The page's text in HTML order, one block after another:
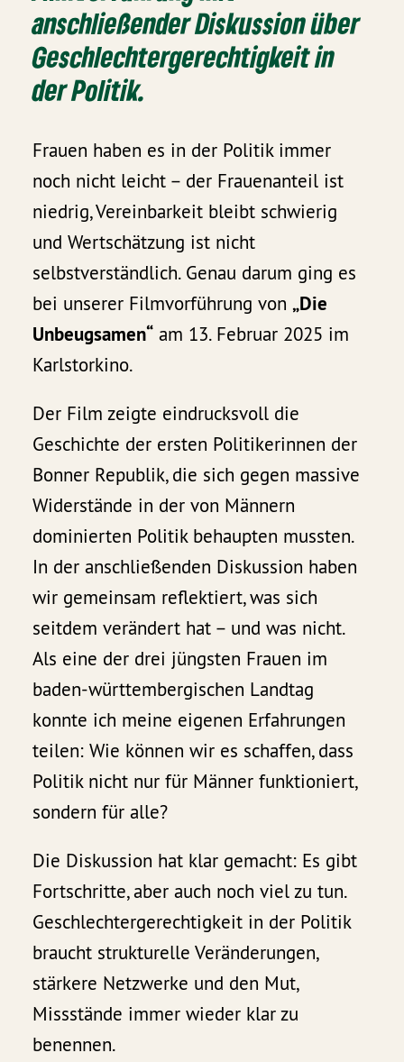
anschließender Diskussion über
Geschlechtergerechtigkeit in
der Politik.
Frauen haben es in der Politik immer
noch nicht leicht – der Frauenanteil ist
niedrig, Vereinbarkeit bleibt schwierig
und Wertschätzung ist nicht
selbstverständlich. Genau darum ging es
bei unserer Filmvorführung von„Die
Unbeugsamen“ am 13. Februar 2025 im
Karlstorkino.
Der Film zeigte eindrucksvoll die
Geschichte der ersten Politikerinnen der
Bonner Republik, die sich gegen massive
Widerstände in der von Männern
dominierten Politik behaupten mussten.
In der anschließenden Diskussion haben
wir gemeinsam reflektiert, was sich
seitdem verändert hat – und was nicht.
Als eine der drei jüngsten Frauen im
baden-württembergischen Landtag
konnte ich meine eigenen Erfahrungen
teilen: Wie können wir es schaffen, dass
Politik nicht nur für Männer funktioniert,
sondern für alle?
Die Diskussion hat klar gemacht: Es gibt
Fortschritte, aber auch noch viel zu tun.
Geschlechtergerechtigkeit in der Politik
braucht strukturelle Veränderungen,
stärkere Netzwerke und den Mut,
Missstände immer wieder klar zu
benennen.